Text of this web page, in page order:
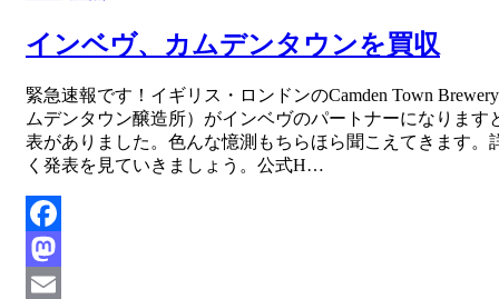
インベヴ、カムデンタウンを買収
投稿者master
緊急速報です！イギリス・ロンドンのCamden Town
ムデンタウン醸造所）がインベヴのパートナーになります
表がありました。色んな憶測もちらほら聞こえてきます。
く発表を見ていきましょう。公式H…
Facebook
Mastodon